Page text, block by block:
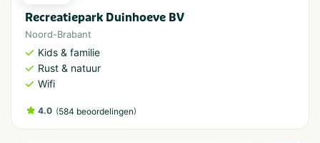
Recreatiepark Duinhoeve BV
Noord-Brabant
Kids & familie
Rust & natuur
Wifi
4.0 (584 beoordelingen)